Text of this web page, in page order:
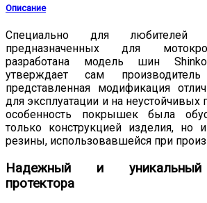
Описание
Специально для любителей
предназначенных для
разработана модель шин
утверждает сам
представленная модификация
для эксплуатации и на неустойчивых
особенность покрышек была
только конструкцией изделия, но
резины, использовавшейся при
Надежный и уникальный
протектора